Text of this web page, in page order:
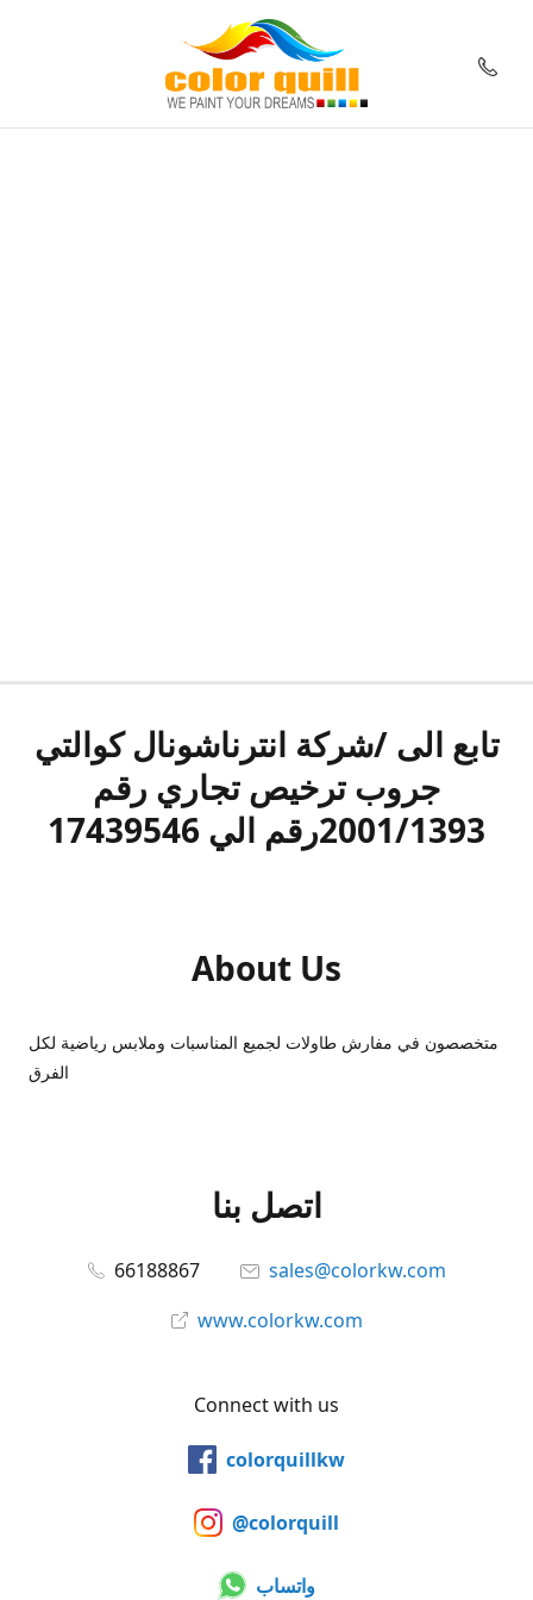
تابع الى /شركة انترناشونال كوالتي
جروب ترخيص تجاري رقم
2001/1393رقم الي 17439546
About Us
متخصصون في مفارش طاولات لجميع المناسبات وملابس رياضية لكل
الفرق
اتصل بنا
66188867
sales@colorkw.com
www.colorkw.com
Connect with us
colorquillkw
@colorquill
واتساب